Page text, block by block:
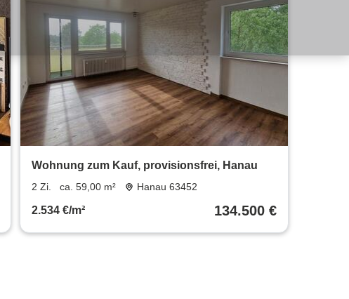
Wohnung zum Kauf, provisionsfrei, Hanau
2 Zi. ca. 59,00 m² Hanau 63452
2.534 €/m² 134.500 €